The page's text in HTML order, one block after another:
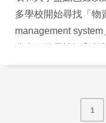
多學校開始尋找「物
management
署網絡監控工具，關
1